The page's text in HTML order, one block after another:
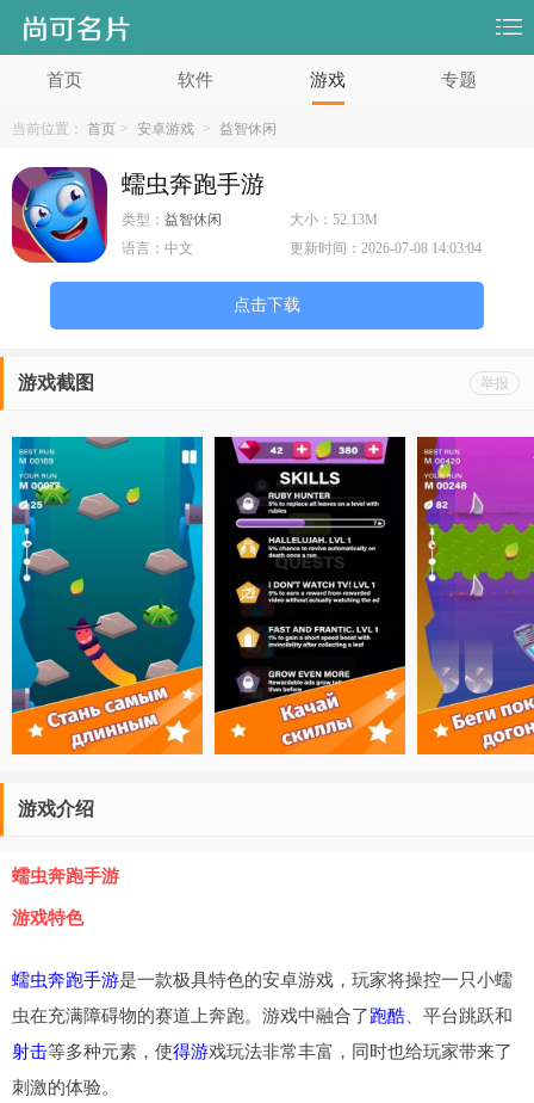
首页 软件 游戏 专题
当前位置： 首页 > 安卓游戏 > 益智休闲
蠕虫奔跑手游
类型： 益智休闲 大小：52.13M
语言： 中文 更新时间：2026-07-08 14:03:04
点击下载
举报
游戏截图
游戏介绍
蠕虫奔跑手游
游戏特色
蠕虫奔跑手游是一款极具特色的安卓游戏，玩家将操控一只小蠕
虫在充满障碍物的赛道上奔跑。游戏中融合了跑酷 、平台跳跃和
射击等多种元素，使得游戏玩法非常丰富，同时也给玩家带来了
刺激的体验。